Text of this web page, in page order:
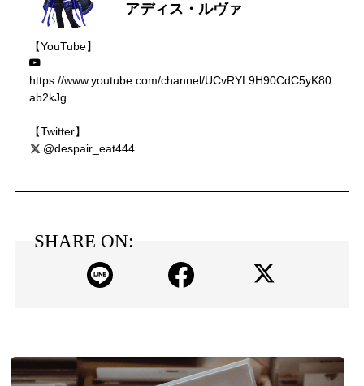
アディス・ルヴァ
【YouTube】
https://www.youtube.com/channel/UCvRYL9H90CdC5yK80
ab2kJg
【Twitter】
@despair_eat444
SHARE ON: